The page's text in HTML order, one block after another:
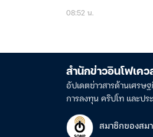
08:52 น.
สำนักข่าวอินโฟเคว
อัปเดตข่าวสารด้านเศรษ
การลงทุน คริปโท และปร
สมาชิกของสม